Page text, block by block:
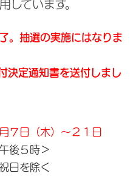
しています。
抽選の実施にはなりま
決定通知書を送付しまし
７日（木）～２１日
後５時＞
除く